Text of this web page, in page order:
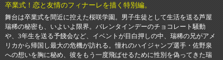
卒業式！恋と友情のフィナーレを描く特別編。
舞台は卒業式を間近に控えた桜咲学園。男子生徒として生活を送る芦屋
瑞稀の秘密も、いよいよ限界。バレンタインデーのチョコレート騒動
や、3年生を送る予餞会など、イベントが目白押しの中、瑞稀の兄がアメ
リカから帰国し最大の危機が訪れる。憧れのハイジャンプ選手・佐野泉
への想いを胸に秘め、彼をもう一度飛ばせるために性別を偽ってきた瑞